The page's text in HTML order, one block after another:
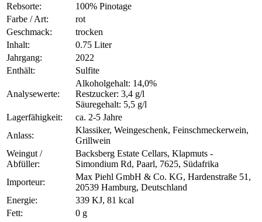
Rebsorte:
100% Pinotage
Farbe / Art:
rot
Geschmack:
trocken
Inhalt:
0.75 Liter
Jahrgang:
2022
Enthält:
Sulfite
Analysewerte:
Alkoholgehalt: 14,0%
Restzucker: 3,4 g/l
Säuregehalt: 5,5 g/l
Lagerfähigkeit:
ca. 2-5 Jahre
Anlass:
Klassiker, Weingeschenk, Feinschmeckerwein,
Grillwein
Weingut /
Abfüller:
Backsberg Estate Cellars, Klapmuts -
Simondium Rd, Paarl, 7625, Südafrika
Importeur:
Max Piehl GmbH & Co. KG, Hardenstraße 51,
20539 Hamburg, Deutschland
Energie:
339 KJ, 81 kcal
Fett:
0 g